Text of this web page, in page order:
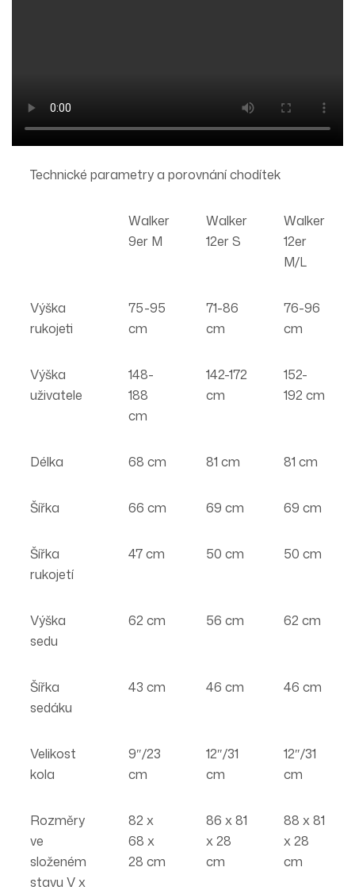
Technické parametry a porovnání chodítek
Walker
9er M
Walker
12er S
Walker
12er
M/L
Výška
rukojeti
75-95
cm
71-86
cm
76-96
cm
Výška
uživatele
148-
188
cm
142-172
cm
152-
192 cm
Délka 68 cm 81 cm 81 cm
Šířka 66 cm 69 cm 69 cm
Šířka
rukojetí
47 cm 50 cm 50 cm
Výška
sedu
62 cm 56 cm 62 cm
Šířka
sedáku
43 cm 46 cm 46 cm
Velikost
kola
9″/23
cm
12″/31
cm
12″/31
cm
Rozměry
ve
složeném
stavu V x
82 x
68 x
28 cm
86 x 81
x 28
cm
88 x 81
x 28
cm